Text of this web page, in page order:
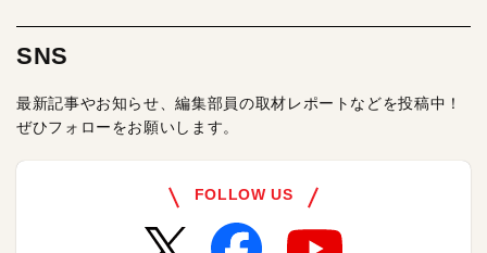
SNS
最新記事やお知らせ、編集部員の取材レポートなどを投稿中！
ぜひフォローをお願いします。
FOLLOW US